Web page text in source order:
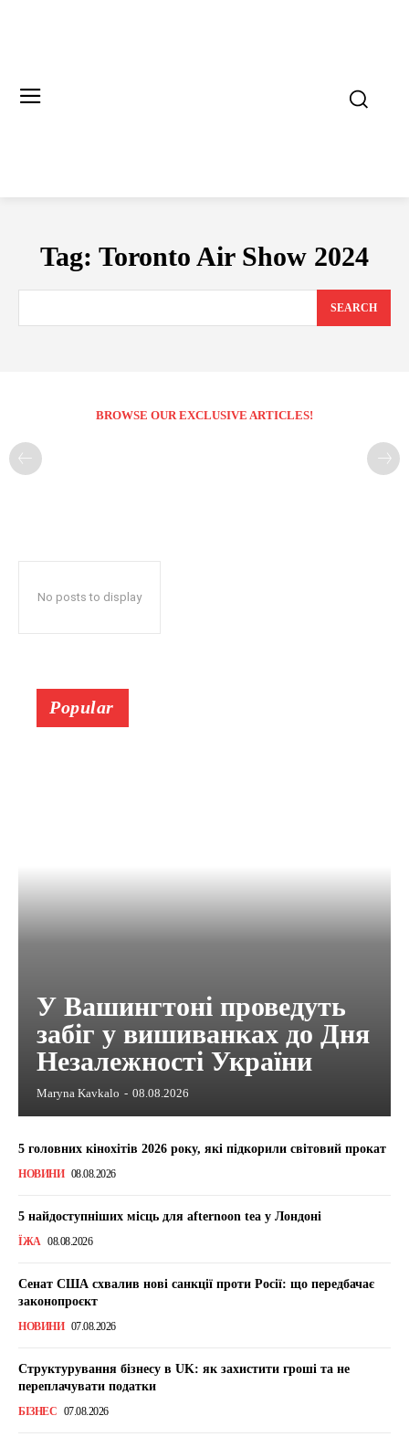
Tag: Toronto Air Show 2024
SEARCH
BROWSE OUR EXCLUSIVE ARTICLES!
No posts to display
Popular
У Вашингтоні проведуть
забіг у вишиванках до Дня
Незалежності України
Maryna Kavkalo - 08.08.2026
5 головних кінохітів 2026 року, які підкорили світовий прокат
НОВИНИ 08.08.2026
5 найдоступніших місць для afternoon tea у Лондоні
ЇЖА 08.08.2026
Сенат США схвалив нові санкції проти Росії: що передбачає
законопроєкт
НОВИНИ 07.08.2026
Структурування бізнесу в UK: як захистити гроші та не
переплачувати податки
БІЗНЕС 07.08.2026